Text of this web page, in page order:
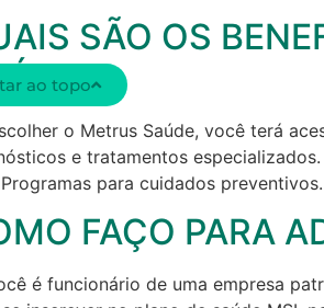
SÃO OS
o Metrus Saúde, você terá
e tratamentos
para cuidados
FAÇO PARA
é funcionário de uma empresa
ao topo